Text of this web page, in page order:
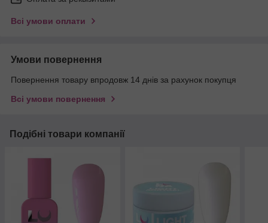
Всі умови оплати
Умови повернення
Повернення товару впродовж 14 днів за рахунок покупця
Всі умови повернення
Подібні товари компанії